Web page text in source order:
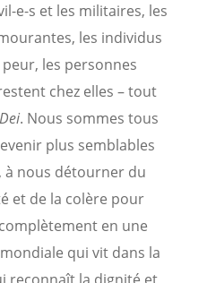
e-s et les militaires, les
les individus
les personnes
chez elles – tout
. Nous sommes tous
plus semblables
à nous détourner du
et de la colère pour
en une
qui vit dans la